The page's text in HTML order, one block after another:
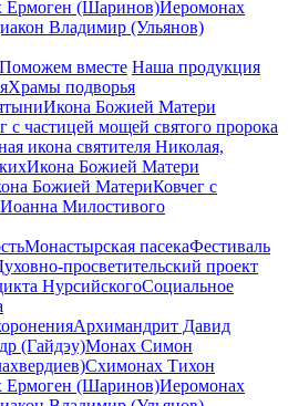
Ермоген (Шаринов)Иеромонах
Владимир (Ульянов)
Поможем вместе Наша продукция
Храмы подворья
Икона Божией Матери
с частицей мощей святого пророка
икона святителя Николая,
Икона Божией Матери
Божией МатериКовчег с
Милостивого
Монастырская пасекаФестиваль
просветительский проект
НурсийскогоСоциальное
Архимандрит Давид
(Гайдэу)Монах Симон
Схимонах Тихон
Ермоген (Шаринов)Иеромонах